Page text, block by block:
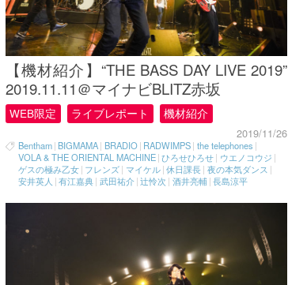
【機材紹介】“THE BASS DAY LIVE 2019”
2019.11.11＠マイナビBLITZ赤坂
WEB限定 ライブレポート 機材紹介
2019/11/26
Bentham | BIGMAMA| BRADIO | RADWIMPS| the telephones |
VOLA & THE ORIENTAL MACHINE |ひろせひろせ| ウエノコウジ |
ゲスの極み乙女 | フレンズ| マイケル |休日課長| 夜の本気ダンス |
安井英人 |有江嘉典| 武田祐介 |辻怜次 | 酒井亮輔 |長島涼平